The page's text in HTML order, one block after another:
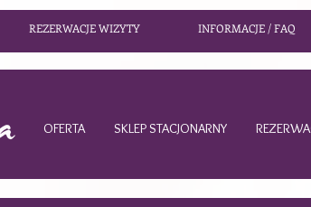
REZERWACJE WIZYTY INFORMACJE / FAQ
OFERTA SKLEP STACJONARNY